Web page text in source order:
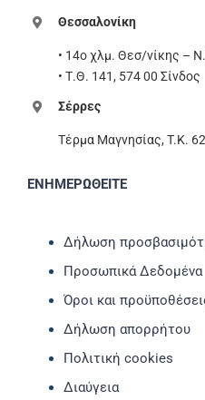
Θεσσαλονίκη
• 14ο χλμ. Θεσ/νίκης –
• Τ.Θ. 141, 574 00 Σίνδος
Σέρρες
Τέρμα Μαγνησίας, T.K.
ΕΝΗΜΕΡΩΘΕΙΤΕ
Δήλωση
Προσωπικά Δεδομένα
Όροι και
Δήλωση απορρήτου
Πολιτική cookies
Διαύγεια